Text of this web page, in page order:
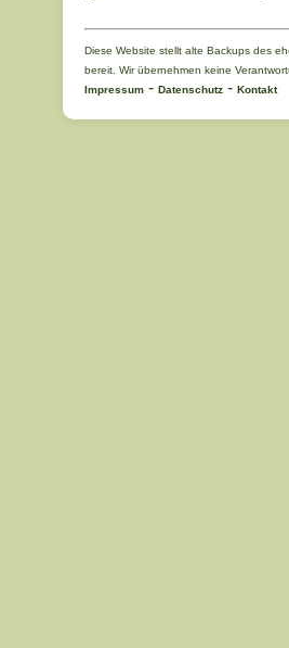
Diese Website stellt alte Backups des
bereit. Wir übernehmen keine
Impressum - Datenschutz - Kontakt